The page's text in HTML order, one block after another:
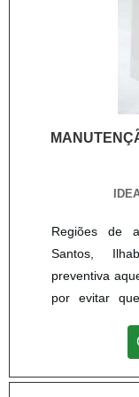
Regiões de
Santos,
preventiva
por evitar
mesmo
eficiência.A